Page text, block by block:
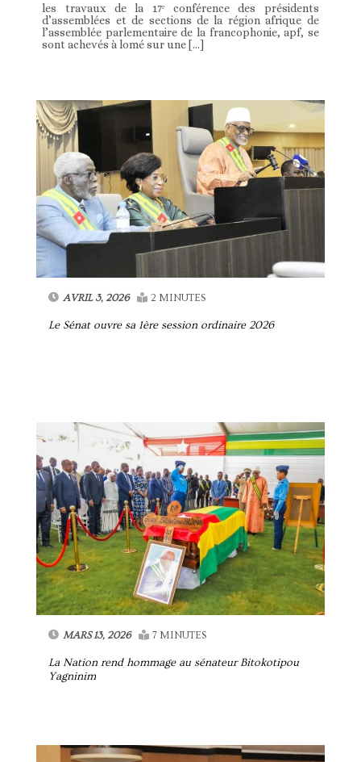
les travaux de la 17ᵉ conférence des présidents
d’assemblées et de sections de la région afrique de
l’assemblée parlementaire de la francophonie, apf, se
sont achevés à lomé sur une […]
AVRIL 3, 2026 2 MINUTES
Le Sénat ouvre sa 1ère session ordinaire 2026
MARS 13, 2026 7 MINUTES
La Nation rend hommage au sénateur Bitokotipou
Yagninim